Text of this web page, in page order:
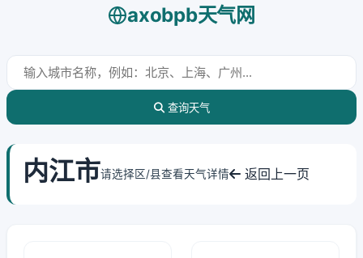
axobpb天气网
查询天气
内江市请选择区/县查看天气详情 返回上一页